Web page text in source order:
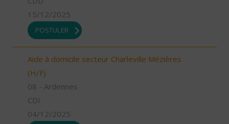
15/12/2025
POSTULER
Aide à domicile secteur Charleville Mézières
(H/F)
08 - Ardennes
CDI
04/12/2025